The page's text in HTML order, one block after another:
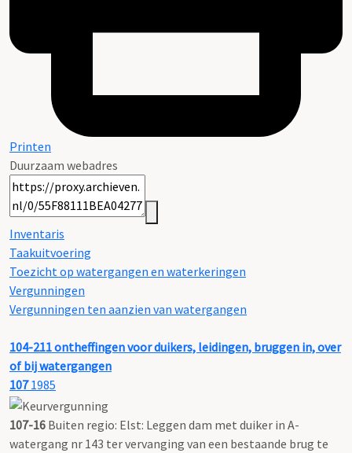
Printen
Duurzaam webadres
Inventaris
Taakuitvoering
Toezicht op watergangen en waterkeringen
Vergunningen
Vergunningen ten aanzien van watergangen
104-211ontheffingen voor duikers, leidingen, bruggen in, over
of bij watergangen
1071985
107-16 Buiten regio: Elst: Leggen dam met duiker in A-
watergang nr 143 ter vervanging van een bestaande brug te